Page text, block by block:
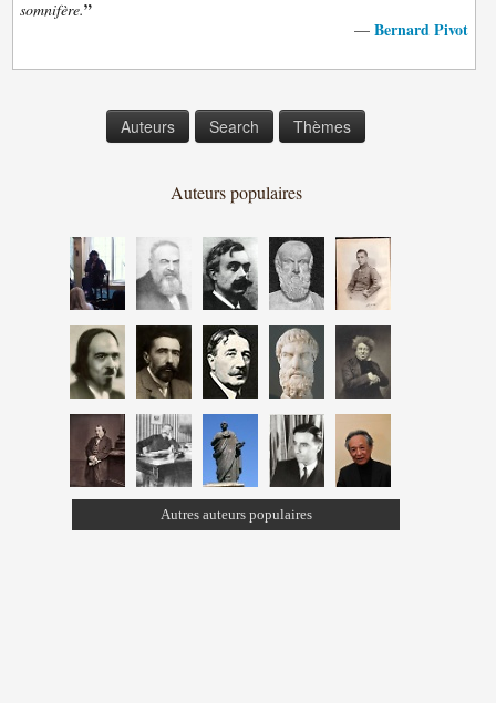
somnifère.”
— Bernard Pivot
Auteurs Search Thèmes
Auteurs populaires
Autres auteurs populaires